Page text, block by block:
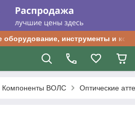
оборудование, инструменты и
Компоненты ВОЛС Оптические